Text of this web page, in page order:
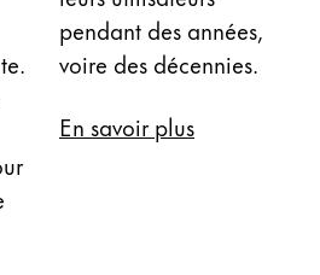
les pays et les langues
pendant des années,
voire des décennies.
En savoir plus